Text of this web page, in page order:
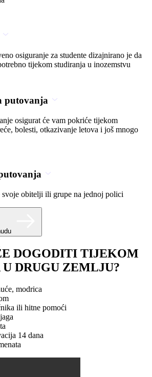
osiguranje za studente dizajnirano je da
tijekom studiranja u inozemstvu
putovanja
osigurat će vam pokriće tijekom
bolesti, otkazivanje letova i još mnogo
svoje obitelji ili grupe na jednoj polici
DOGODITI TIJEKOM
DRUGU ZEMLJU?
modrica
ili hitne pomoći
14 dana